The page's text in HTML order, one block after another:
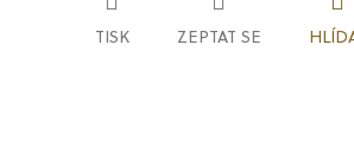
TISK ZEPTAT SE